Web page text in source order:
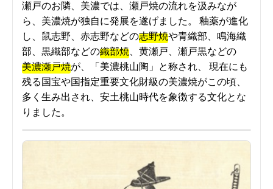
瀬戸のお隣、美濃では、瀬戸焼の流れを汲みなが
ら、美濃焼が独自に発展を遂げました。 釉薬が進化
し、鼠志野、赤志野などの志野焼や青織部、鳴海織
部、黒織部などの織部焼、黄瀬戸、瀬戸黒などの
美濃瀬戸焼が、「美濃桃山陶」と称され、 現在にも
残る国宝や国指定重要文化財級の美濃焼がこの頃、
多く生み出され、安土桃山時代を象徴する文化とな
りました。